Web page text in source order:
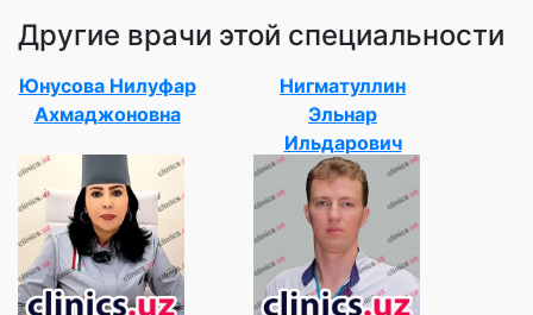
Другие врачи этой специальности
Юнусова Нилуфар
Ахмаджоновна
Нигматуллин
Эльнар
Ильдарович